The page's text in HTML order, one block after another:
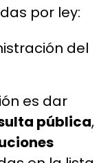
por ley:
del
es dar
pública,